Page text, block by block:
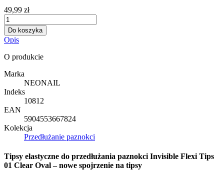
49,99 zł
Do koszyka
Opis
O produkcie
Marka
NEONAIL
Indeks
10812
EAN
5904553667824
Kolekcja
Przedłużanie paznokci
Tipsy elastyczne do przedłużania paznokci Invisible Flexi Tips
01 Clear Oval – nowe spojrzenie na tipsy